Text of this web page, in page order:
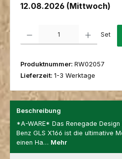
12.08.2026 (Mittwoch)
Set
Produktnummer: RW02057
Lieferzeit: 1-3 Werktage
Beschreibung
*A-WARE* Das Renegade
Benz GLS X166 ist die ultimative
einen Ha… Mehr